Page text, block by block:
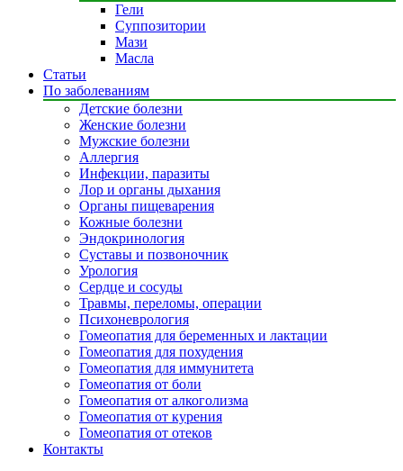
Гели
Суппозитории
Мази
Масла
Статьи
По заболеваниям
Детские болезни
Женские болезни
Мужские болезни
Аллергия
Инфекции, паразиты
Лор и органы дыхания
Органы пищеварения
Кожные болезни
Эндокринология
Суставы и позвоночник
Урология
Сердце и сосуды
Травмы, переломы, операции
Психоневрология
Гомеопатия для беременных и лактации
Гомеопатия для похудения
Гомеопатия для иммунитета
Гомеопатия от боли
Гомеопатия от алкоголизма
Гомеопатия от курения
Гомеопатия от отеков
Контакты